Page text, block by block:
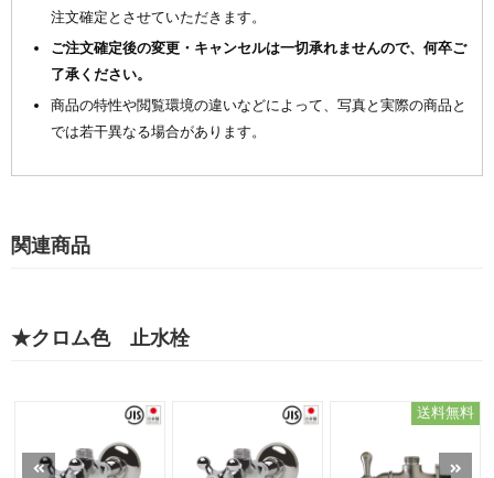
注文確定とさせていただきます。
ご注文確定後の変更・キャンセルは一切承れませんので、何卒ご
了承ください。
商品の特性や閲覧環境の違いなどによって、写真と実際の商品と
では若干異なる場合があります。
関連商品
★クロム色 止水栓
送料無料